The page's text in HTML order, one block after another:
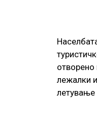
отворено
лежалки
летување